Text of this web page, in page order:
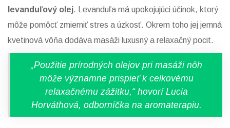
levanduľový olej. Levanduľa má upokojujúci účinok, ktorý
môže pomôcť zmierniť stres a úzkosť. Okrem toho jej jemná
kvetinová vôňa dodáva masáži luxusný a relaxačný pocit.
„Použitie prírodných olejov pri masáži nôh
môže významne prispieť k celkovému
relaxačnému zážitku,“ hovorí Lucia
Horváthová, odborníčka na aromaterapiu.